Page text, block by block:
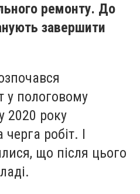
ремонту. До
завершити
у пологовому
2020 року
робіт. І
що після цього